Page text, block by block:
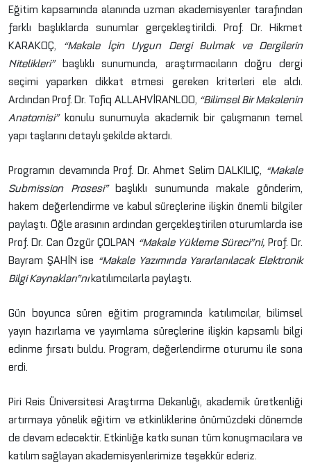
Eğitim kapsamında alanında uzman akademisyenler tarafından
farklı başlıklarda sunumlar gerçekleştirildi. Prof. Dr. Hikmet
KARAKOÇ, “Makale İçin Uygun Dergi Bulmak ve Dergilerin
Nitelikleri”başlıklı sunumunda, araştırmacıların doğru dergi
seçimi yaparken dikkat etmesi gereken kriterleri ele aldı.
Ardından Prof. Dr. Tofiq ALLAHVİRANLOO, “Bilimsel Bir Makalenin
Anatomisi”konulu sunumuyla akademik bir çalışmanın temel
yapı taşlarını detaylı şekilde aktardı.
Programın devamında Prof. Dr. Ahmet Selim DALKILIÇ, “Makale
Submission Prosesi”başlıklı sunumunda makale gönderim,
hakem değerlendirme ve kabul süreçlerine ilişkin önemli bilgiler
paylaştı. Öğle arasının ardından gerçekleştirilen oturumlarda ise
Prof. Dr. Can Özgür ÇOLPAN “Makale Yükleme Süreci”ni, Prof. Dr.
Bayram ŞAHİN ise “Makale Yazımında Yararlanılacak Elektronik
Bilgi Kaynakları”nıkatılımcılarla paylaştı.
Gün boyunca süren eğitim programında katılımcılar, bilimsel
yayın hazırlama ve yayımlama süreçlerine ilişkin kapsamlı bilgi
edinme fırsatı buldu. Program, değerlendirme oturumu ile sona
erdi.
Piri Reis Üniversitesi Araştırma Dekanlığı, akademik üretkenliği
artırmaya yönelik eğitim ve etkinliklerine önümüzdeki dönemde
de devam edecektir. Etkinliğe katkı sunan tüm konuşmacılara ve
katılım sağlayan akademisyenlerimize teşekkür ederiz.